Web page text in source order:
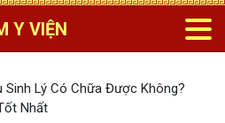
Y VIỆN
Sinh Lý Có Chữa Được Không?
Nhất